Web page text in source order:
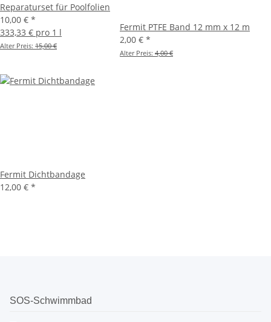
Reparaturset für Poolfolien
10,00 € *
333,33 € pro 1 l
Alter Preis: 15,00 €
Fermit PTFE Band 12 mm x 12 m
2,00 € *
Alter Preis: 4,00 €
Fermit Dichtbandage
12,00 € *
SOS-Schwimmbad